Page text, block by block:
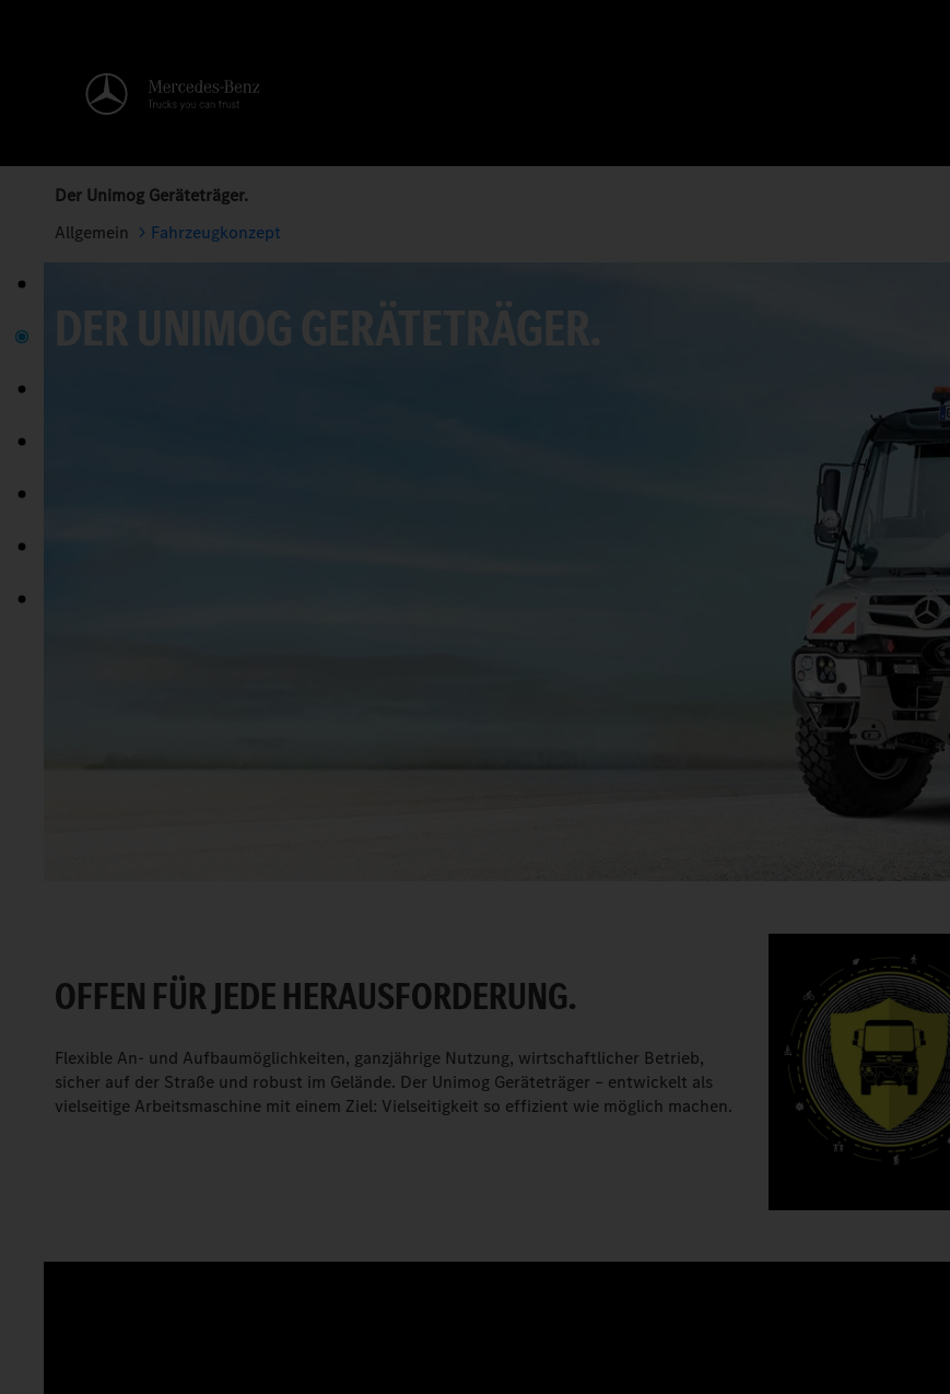
Der Unimog Geräteträger.
Allgemein
Fahrzeugkonzept
DER UNIMOG GERÄTETRÄGER.
OFFEN FÜR JEDE HERAUSFORDERUNG.
Flexible An- und Aufbaumöglichkeiten, ganzjährige Nutzung, wirtschaftlicher Betrieb,
sicher auf der Straße und robust im Gelände. Der Unimog Geräteträger – entwickelt als
vielseitige Arbeitsmaschine mit einem Ziel: Vielseitigkeit so effizient wie möglich machen.